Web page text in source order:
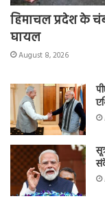
हिमाचल प्रदेश के
घायल
August 8, 2026